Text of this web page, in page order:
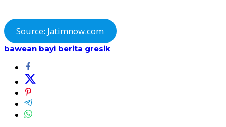
Source: Jatimnow.com
bawean bayi berita gresik